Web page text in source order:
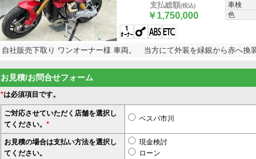
支払総額(税込)
￥1,750,000
車検
色
自社販売下取り ワンオーナー様 車両。 当方にて外装を緑銀から赤へ換
お見積/お問合せフォーム
*は必須項目です。
ご対応させていただく店舗を選択し
てください。 *
ベスパ市川
お見積の場合は支払い方法を選択し
てください。
現金検討
ローン